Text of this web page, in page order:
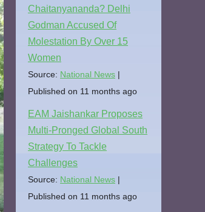
Chaitanyananda? Delhi
Godman Accused Of
Molestation By Over 15
Women
Source: National News
Published on 11 months ago
EAM Jaishankar Proposes
Multi-Pronged Global South
Strategy To Tackle
Challenges
Source: National News
Published on 11 months ago